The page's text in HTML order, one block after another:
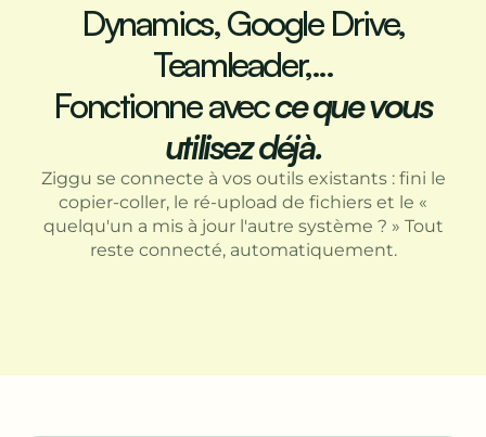
Dynamics, Google Drive,
Teamleader,...
Fonctionne avecce que vous
utilisez déjà.
Ziggu se connecte à vos outils existants : fini le
copier-coller, le ré-upload de fichiers et le «
quelqu'un a mis à jour l'autre système ? » Tout
reste connecté, automatiquement.